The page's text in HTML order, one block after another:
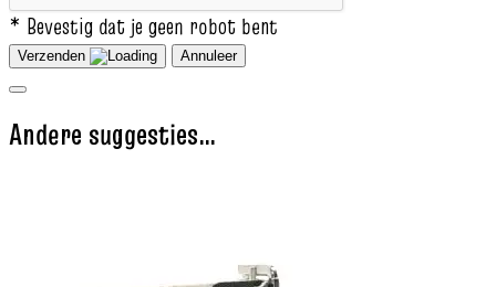
* Bevestig dat je geen robot bent
Verzenden Annuleer
Andere suggesties…